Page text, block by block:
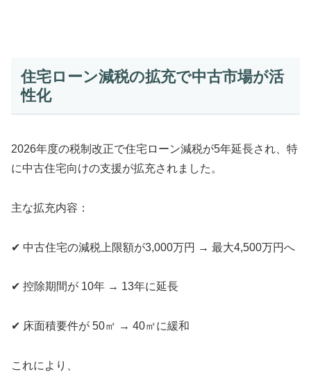
住宅ローン減税の拡充で中古市場が活
性化
2026年度の税制改正で住宅ローン減税が5年延長され、特
に中古住宅向けの支援が拡充されました。
主な拡充内容：
✔ 中古住宅の減税上限額が3,000万円 → 最大4,500万円へ
✔ 控除期間が 10年 → 13年に延長
✔ 床面積要件が 50㎡ → 40㎡に緩和
これにより、